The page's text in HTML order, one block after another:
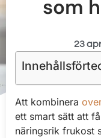
som
23
Att kombinera
ett smart sätt att
näringsrik frukost